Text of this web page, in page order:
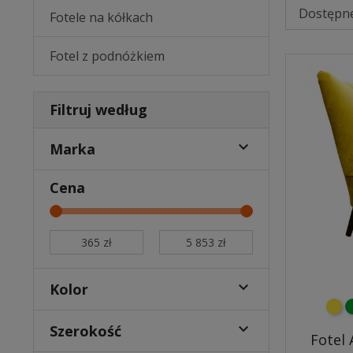
Fotele na kółkach
Fotel z podnóżkiem
Filtruj według
Marka 
Cena
Kolor 
Szerokość 
żółty
Fotel